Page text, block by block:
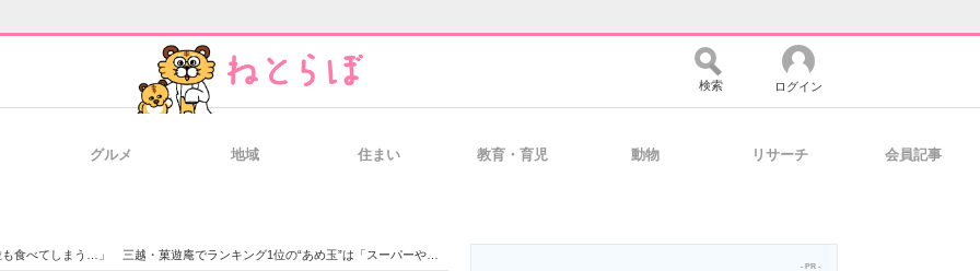
検索 ログイン
グルメ 地域 住まい 教育・育児 動物 リサーチ 会員記事
しまう…」 三越・菓遊庵でランキング1位の“あめ玉”は「スーパーやコンビニの飴と舌触りが違う」「これからの季節おススメ」
- PR -